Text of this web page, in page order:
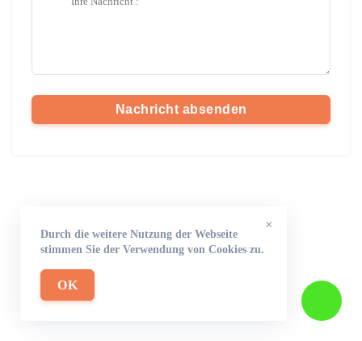
Nachricht absenden
×
Durch die weitere Nutzung der Webseite
stimmen Sie der Verwendung von Cookies zu.
OK